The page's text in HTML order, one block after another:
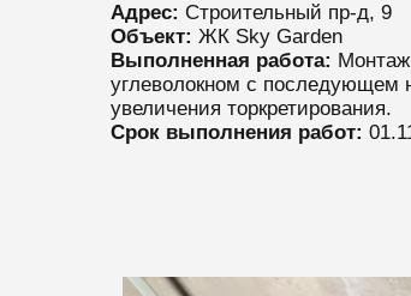
Адрес: Строительный пр-д, 9
Объект: ЖК Sky Garden
Выполненная работа: Монтаж
углеволокном с последующем
увеличения торкретирования.
Срок выполнения работ: